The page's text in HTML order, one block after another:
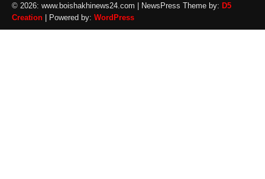
© 2026: www.boishakhinews24.com | NewsPress Theme by: D5
Creation | Powered by: WordPress